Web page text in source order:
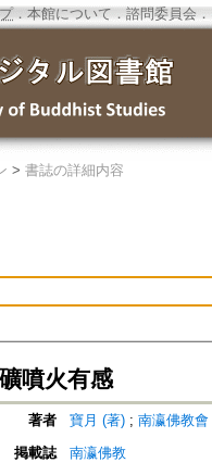
．本館について ． 諮問委員会 ．
> 書誌の詳細内容
噴火有感
著者 寶月 (著) ; 南瀛佛教
掲載誌
南瀛佛教